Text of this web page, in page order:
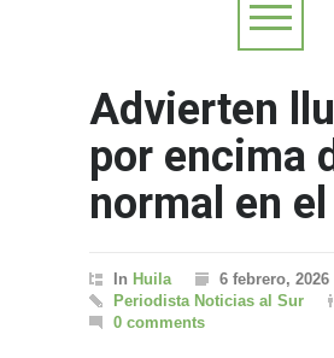
Advierten
por encima
normal en
In Huila
6 febrero, 2026
Periodista Noticias al Sur
0 comments